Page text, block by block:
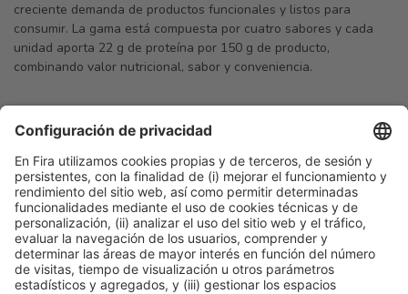
creciente demanda de productos funcionales y listos para
consumir. La gama está compuesta por cuatro sabores y cada
unidad aporta 22 g de proteína por 150 g de producto,
combinando valor nutricional, sabor y conveniencia.
Ponentes
SPEAKER
Manuel López